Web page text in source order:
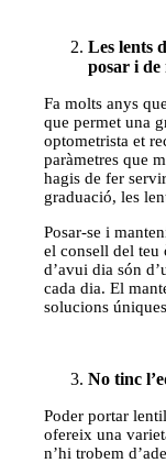
Les lents
posar i
Fa molts anys
que permet una
optometrista et
paràmetres que
hagis de fer
graduació, les
Posar-se i
el consell del teu
d’avui dia són
cada dia. El
solucions
No tinc
Poder portar
ofereix una
n’hi trobem